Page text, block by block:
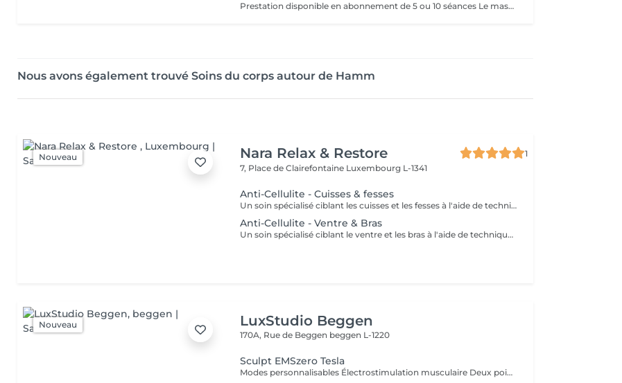
Prestation disponible en abonnement de 5 ou 10 séances Le massage Turbinada est un traitement manuel, amincissant, performant, qui donne des résultats significatifs. Il est basé sur le principe de la thérapie chinoise (ventouse: aspiration, picots: acupressure). C'est un massage amincissant, stimulant, drainant, détoxiquant, raffermissant, tonifiant et personnalisé.
Nous avons également trouvé Soins du corps autour de Hamm
Nouveau Nara Relax & Restore
1
7, Place de Clairefontaine Luxembourg L-1341
Anti-Cellulite - Cuisses & fesses
Un soin spécialisé ciblant les cuisses et les fesses à l'aide de techniques de massage intensives destinées à stimuler la circulation et à agir sur les tissus sous-jacents. Ce traitement contribue à améliorer l'apparence de la peau, à soutenir la tonicité des tissus et à procurer une sensation de peau plus lisse et revitalisée.
Anti-Cellulite - Ventre & Bras
Un soin spécialisé ciblant le ventre et les bras à l'aide de techniques de massage ciblées destinées à stimuler la circulation et à soutenir l'apparence naturelle de la peau. Ce traitement intensif aide à améliorer la tonicité des tissus, affiner le grain de peau et laisser la peau plus souple, plus douce et agréablement rafraîchie.
Nouveau LuxStudio Beggen
170A, Rue de Beggen beggen L-1220
Sculpt EMSzero Tesla
Modes personnalisables Électrostimulation musculaire Deux poignées indépendantes : contrôlez la puissance indépendamment, permettant des entraînements synchronisés ou individualisés Sûr et non invasif : notre machine est exempte de courant, d'hyperthermie, de rayonnement et ne nécessite aucune période de récupération. Brûlage de graisse et développement musculaire sans effort Gain de temps et d'efforts : seulement 30 minutes d'utilisation équivalent à 30 000 contractions musculaires, l'équivalent d'innombrables rouleaux de ventre ou squats.